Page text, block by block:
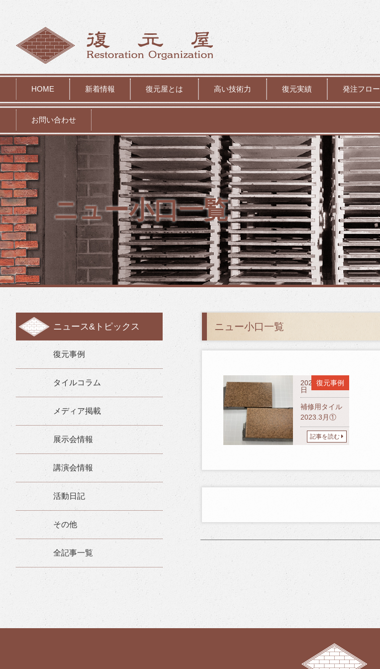
HOME 新着情報 復元屋とは 高い技術力 復元実績 発注フロー
お問い合わせ
ニュー小口一覧
ニュース&トピックス
復元事例
タイルコラム
メディア掲載
展示会情報
講演会情報
活動日記
その他
全記事一覧
ニュー小口一覧
復元事例
2023年03月02
日
補修用タイル
2023.3月①
記事を読む 